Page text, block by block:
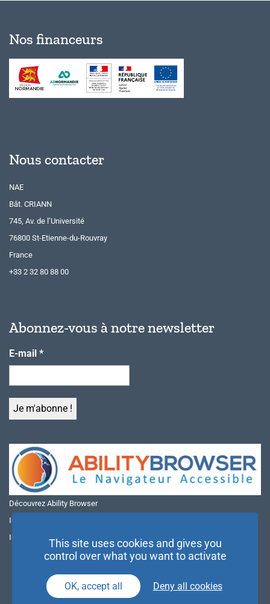
Nos financeurs
Nous contacter
NAE
Bât. CRIANN
745, Av. de l’Université
76800 St-Etienne-du-Rouvray
France
+33 2 32 80 88 00
Abonnez-vous à notre newsletter
E-mail *
Découvrez Ability Browser
Installer Ability Browser sur Windows
Installer Ability Browser sur Mac
This site uses cookies and gives you
control over what you want to activate
OK, accept all Deny all cookies